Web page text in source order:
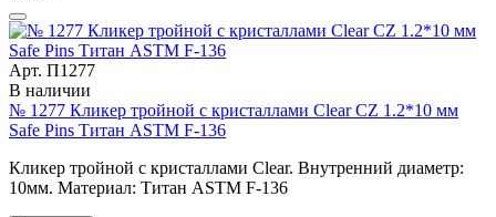
Арт. П1277
В наличии
№ 1277 Кликер тройной с кристаллами Clear CZ 1.2*10 мм
Safe Pins Титан ASTM F-136
Кликер тройной с кристаллами Clear. Внутренний диаметр:
10мм. Материал: Титан ASTM F-136